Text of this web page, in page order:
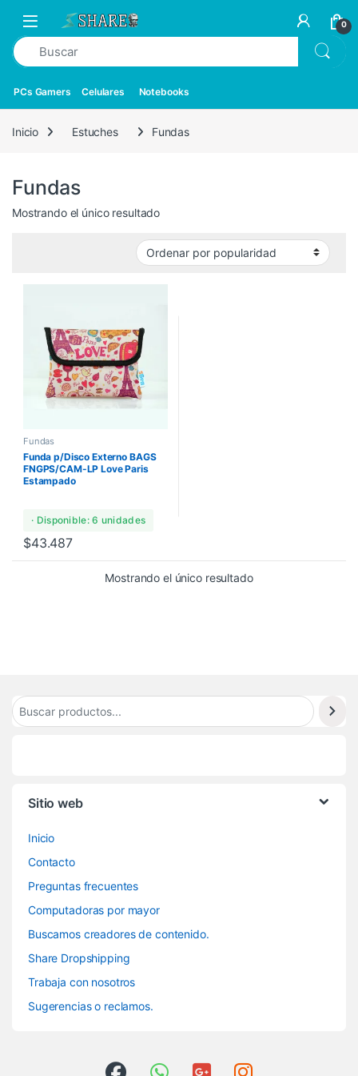
0
PCs Gamers Celulares Notebooks
Inicio Estuches Fundas
Fundas
Mostrando el único resultado
Fundas
Funda p/Disco Externo BAGS
FNGPS/CAM-LP Love Paris
Estampado
· Disponible: 6 unidades
$43.487
Mostrando el único resultado
Sitio web
Inicio
Contacto
Preguntas frecuentes
Computadoras por mayor
Buscamos creadores de contenido.
Share Dropshipping
Trabaja con nosotros
Sugerencias o reclamos.